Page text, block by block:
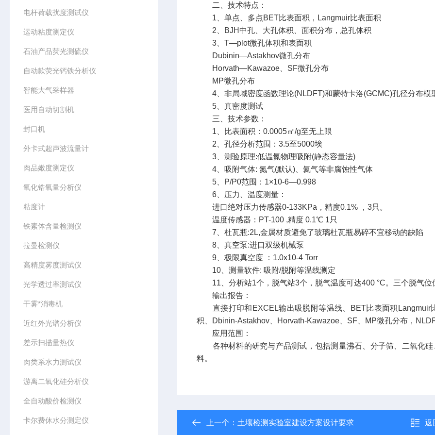
电杆荷载扰度测试仪
运动粘度测定仪
石油产品荧光测硫仪
自动款荧光钙铁分析仪
智能大气采样器
医用自动切割机
封口机
外卡式超声波流量计
肉品嫩度测定仪
氧化锆氧量分析仪
粘度计
铁素体含量检测仪
拉曼检测仪
高精度雾度测试仪
光学透过率测试仪
干雾*消毒机
近红外光谱分析仪
差示扫描量热仪
肉类系水力测试仪
游离二氧化硅分析仪
全自动酸价检测仪
卡尔费休水分测定仪
二、技术特点：
1、单点、多点BET比表面积，Langmuir比表面积
2、BJH中孔、大孔体积、面积分布，总孔体积
3、T―plot微孔体积和表面积
Dubinin―Astakhov微孔分布
Horvath―Kawazoe、SF微孔分布
MP微孔分布
4、非局域密度函数理论(NLDFT)和蒙特卡洛(GCMC)孔径分布模
5、真密度测试
三、技术参数：
1、比表面积：0.0005㎡/g至无上限
2、孔径分析范围：3.5至5000埃
3、测验原理:低温氮物理吸附(静态容量法)
4、吸附气体: 氮气(默认)、氦气等非腐蚀性气体
5、P/P0范围：1×10-6―0.998
6、压力、温度测量：
进口绝对压力传感器0-133KPa，精度0.1% ，3只。
温度传感器：PT-100 ,精度 0.1℃ 1只
7、杜瓦瓶:2L,金属材质避免了玻璃杜瓦瓶易碎不宜移动的缺陷
8、真空泵:进口双级机械泵
9、极限真空度 ：1.0x10-4 Torr
10、测量软件: 吸附/脱附等温线测定
11、分析站1个，脱气站3个，脱气温度可达400 °C。三个脱气位
输出报告：
直接打印和EXCEL输出吸脱附等温线、BET比表面积Langmuir
积、Dbinin-Astakhov、Horvath-Kawazoe、SF、MP微孔分布，
应用范围：
各种材料的研究与产品测试，包括测量沸石、分子筛、二氧化硅
料。
上一个： 土壤检测实验室建设方案设计要求 返